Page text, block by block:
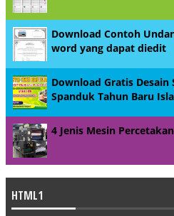
Download Contoh
word yang dapat diedit
Download Gratis
Spanduk Tahun Baru
4 Jenis Mesin
HTML1